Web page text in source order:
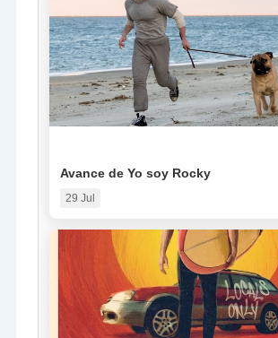
Avance de Yo soy Rocky
29 Jul